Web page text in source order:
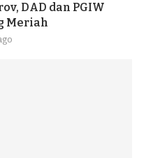
DAD dan PGIW
Meriah